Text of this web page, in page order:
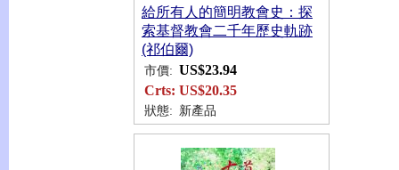
給所有人的簡明教會史：探
索基督教會二千年歷史軌跡
(祁伯爾)
市價: US$23.94
Crts: US$20.35
狀態: 新產品